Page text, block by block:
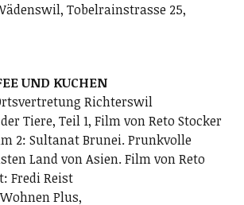
Tobelrainstrasse 25,
UND KUCHEN
Richterswil
Tiere, Teil 1, Film von Reto Stocker
2: Sultanat Brunei. Prunkvolle
Land von Asien. Film von Reto
Fredi Reist
Plus,